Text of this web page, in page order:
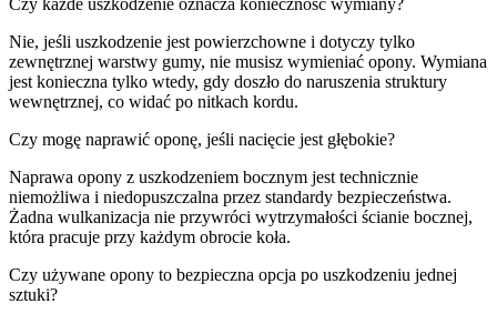
Nie, jeśli uszkodzenie jest powierzchowne i dotyczy tylko
zewnętrznej warstwy gumy, nie musisz wymieniać opony. Wymiana
jest konieczna tylko wtedy, gdy doszło do naruszenia struktury
wewnętrznej, co widać po nitkach kordu.
Czy mogę naprawić oponę, jeśli nacięcie jest głębokie?
Naprawa opony z uszkodzeniem bocznym jest technicznie
niemożliwa i niedopuszczalna przez standardy bezpieczeństwa.
Żadna wulkanizacja nie przywróci wytrzymałości ścianie bocznej,
która pracuje przy każdym obrocie koła.
Czy używane opony to bezpieczna opcja po uszkodzeniu jednej
sztuki?